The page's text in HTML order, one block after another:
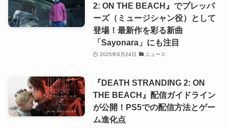
2: ON THE BEACH』でプレッパ
ーズ（ミュージシャン役）として
登場！最新作を彩る新曲
「Sayonara」にも注目
2025年6月24日 ニュース
『DEATH STRANDING 2: ON
THE BEACH』配信ガイドライン
が公開！PS5での配信方法とゲー
ム進化点